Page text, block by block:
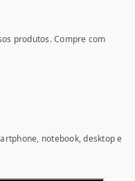
produtos. Compre com
notebook, desktop e